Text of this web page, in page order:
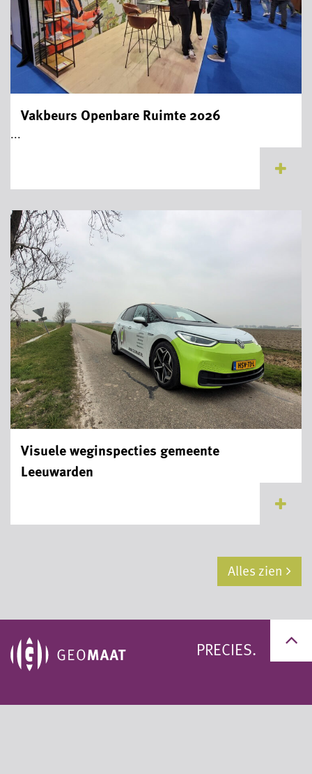
Vakbeurs Openbare Ruimte 2026
...
Visuele weginspecties gemeente
Leeuwarden
Alles zien
PRECIES.